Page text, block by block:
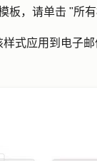
板，请单击 "所有
样式应用到电子